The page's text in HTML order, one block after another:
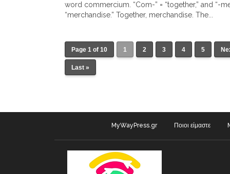
word commercium. “Com-” = “together,” and “-
“merchandise.” Together, merchandise. The...
Page 1 of 10 1 2 3 4 5
Last »
MyWayPress.gr Ποιοι είμαστε